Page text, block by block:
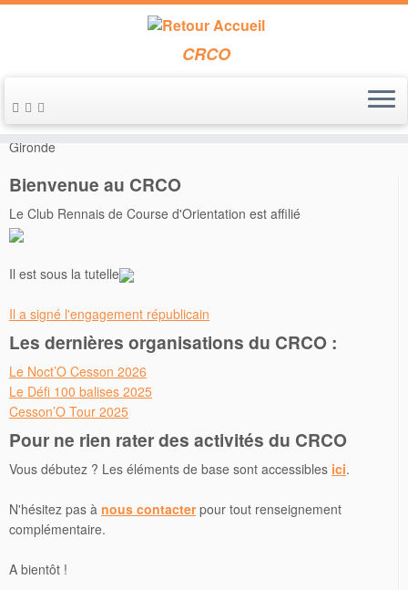
Passer
au
contenu
CRCO
Accueil » Inscriptions » Inscriptions CNE CFC » CFC 2025 en
Gironde
Bienvenue au CRCO
Le Club Rennais de Course d'Orientation est affilié
Il est sous la tutelle
Il a signé l'engagement républicain
Les dernières organisations du CRCO :
Le Noct’O Cesson 2026
Le Défi 100 balises 2025
Cesson’O Tour 2025
Pour ne rien rater des activités du CRCO
Vous débutez ? Les éléments de base sont accessibles ici.
N'hésitez pas à nous contacterpour tout renseignement
complémentaire.
A bientôt !